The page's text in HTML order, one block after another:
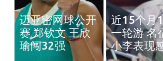
近15个月10次
一轮游 名宿对
小李表现感困惑
奥斯汀网
王雅繁袁
4强 中国
单4强门票